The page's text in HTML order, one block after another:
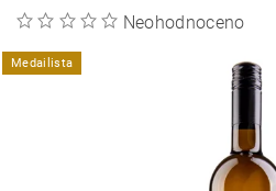
Neohodnoceno
Medailista